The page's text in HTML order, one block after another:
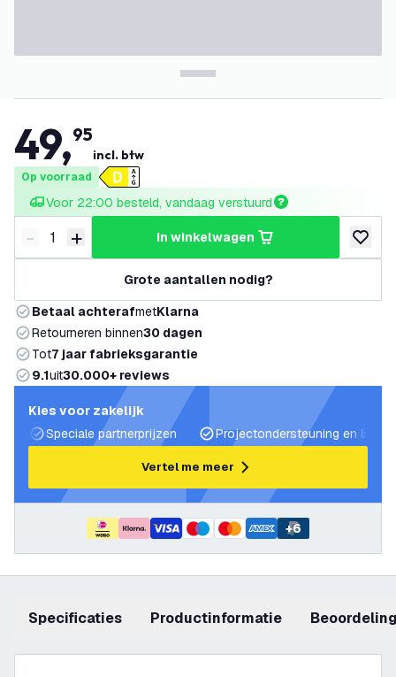
49,95
incl. btw
Op voorraad
Voor 22:00 besteld, vandaag verstuurd
Verminder hoeveelheid
- Verhoog hoeveelheid
+ in winkelwagen
Grote aantallen nodig?
Betaal achterafmetKlarna
Retourneren binnen30 dagen
Tot7 jaar fabrieksgarantie
9.1uit30.000+ reviews
Kies voor zakelijk
Speciale partnerprijzen
Projectondersteuning en
Vertel me meer
+6
Specificaties productinformatie